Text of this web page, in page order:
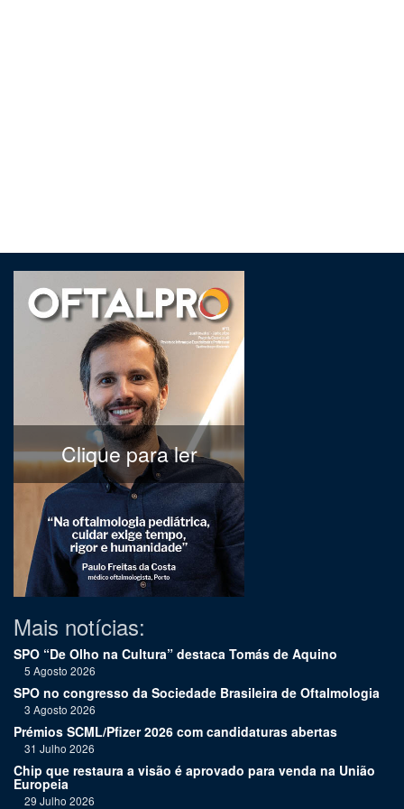
Clique para ler
Mais notícias:
SPO “De Olho na Cultura” destaca Tomás de Aquino
5 Agosto 2026
SPO no congresso da Sociedade Brasileira de Oftalmologia
3 Agosto 2026
Prémios SCML/Pfizer 2026 com candidaturas abertas
31 Julho 2026
Chip que restaura a visão é aprovado para venda na União
Europeia
29 Julho 2026